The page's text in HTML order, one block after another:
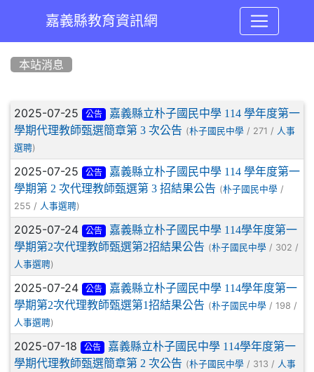
嘉義縣教育資訊網
本站消息
文章列表
2025-07-25 公告
嘉義縣立朴子國民中學 114 學年度第一
學期代理教師甄選簡章第 3 次公告 (朴子國民中學 / 271 / 人事
選聘)
2025-07-25 公告
嘉義縣立朴子國民中學 114 學年度第一
學期第 2 次代理教師甄選第 3 招結果公告 (朴子國民中學 /
255 / 人事選聘)
2025-07-24 公告
嘉義縣立朴子國民中學 114學年度第一
學期第2次代理教師甄選第2招結果公告 (朴子國民中學 / 302 /
人事選聘)
2025-07-24 公告
嘉義縣立朴子國民中學 114學年度第一
學期第2次代理教師甄選第1招結果公告 (朴子國民中學 / 198 /
人事選聘)
2025-07-18 公告
嘉義縣立朴子國民中學 114學年度第一
學期代理教師甄選簡章第 2 次公告 (朴子國民中學 / 313 / 人事